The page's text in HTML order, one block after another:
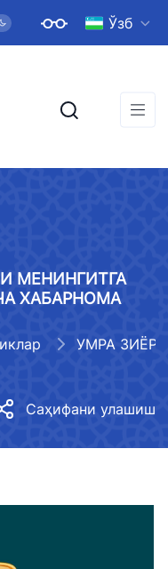
Ўзб
МЕНИНГИТГА
ХАБАРНОМА
Саҳифани улашиш